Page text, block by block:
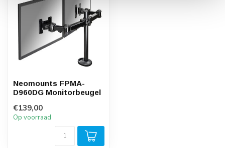
Neomounts FPMA-
D960DG Monitorbeugel
€139,00
Op voorraad